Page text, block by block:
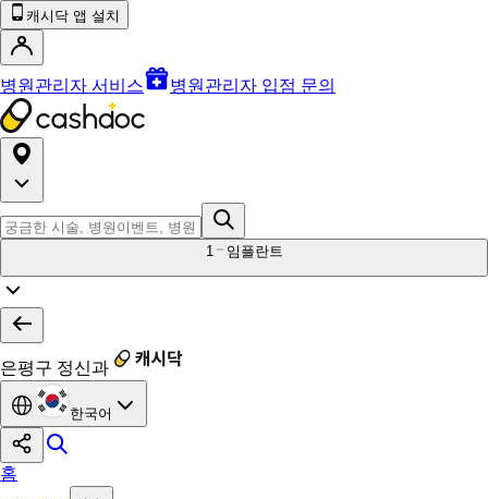
캐시닥 앱 설치
병원관리자 서비스 병원관리자 입점 문의
1 임플란트
은평구 정신과
한국어
홈